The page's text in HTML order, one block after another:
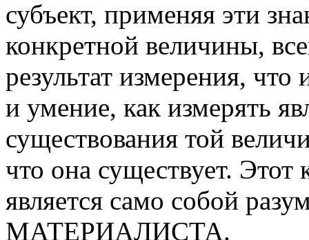
субъект, применяя эти
конкретной величины,
результат измерения,
и умение, как измерять
существования той
что она существует. Этот
является само собой
МАТЕРИАЛИСТА.